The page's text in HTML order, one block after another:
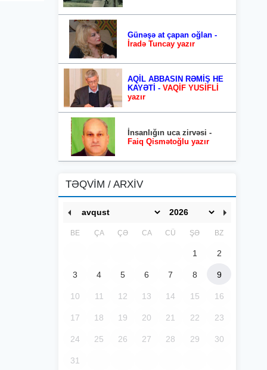
Günəşə at çapan oğlan -
İradə Tuncay yazır
AQİL ABBASIN RƏMİŞ HE
KAYƏTİ - VAQİF YUSİFLİ
yazır
İnsanlığın uca zirvəsi -
Faiq Qismətoğlu yazır
TƏQVİM / ARXİV
BE ÇA ÇƏ CA CÜ ŞƏ BZ
1 2
3 4 5 6 7 8 9
10 11 12 13 14 15 16
17 18 19 20 21 22 23
24 25 26 27 28 29 30
31